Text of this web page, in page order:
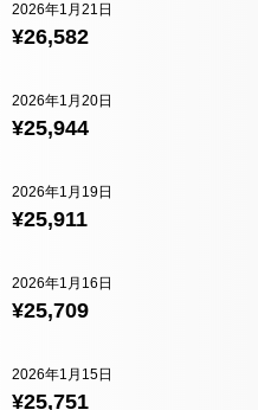
¥26,582
2026年1月21日
¥25,944
2026年1月20日
¥25,911
2026年1月19日
¥25,709
2026年1月16日
¥25,751
2026年1月15日